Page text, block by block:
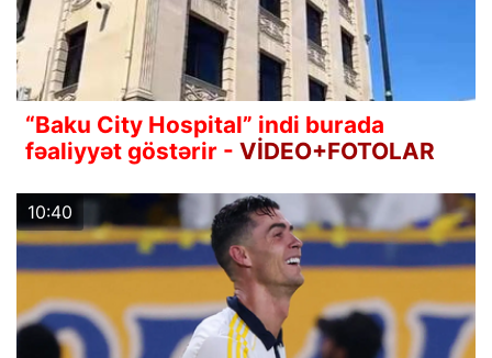
“Baku City Hospital” indi burada
fəaliyyət göstərir - VİDEO+FOTOLAR
10:40